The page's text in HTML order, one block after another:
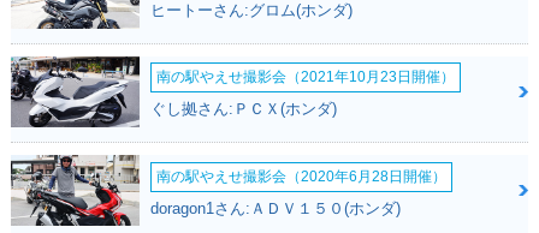
2007年 Super Cub
50 Standard・マイ
ナーチェンジ
2007年 Super Cub
50 Deluxe・マイナ
ーチェンジ
50 Custom・マイナ
ーチェンジ
ヒートーさん:グロム(ホンダ)
南の駅やえせ撮影会（2021年10月23日開催）
ぐし拠さん:ＰＣＸ(ホンダ)
南の駅やえせ撮影会（2020年6月28日開催）
doragon1さん:ＡＤＶ１５０(ホンダ)